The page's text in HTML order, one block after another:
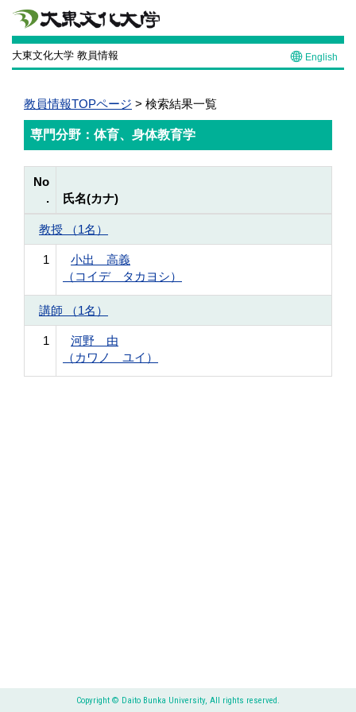
大東文化大学 教員情報 English
教員情報TOPページ > 検索結果一覧
専門分野：体育、身体教育学
No
.
氏名(カナ)
教授 （1名）
1
小出 高義
（コイデ タカヨシ）
講師 （1名）
1
河野 由
（カワノ ユイ）
Copyright © Daito Bunka University, All rights reserved.